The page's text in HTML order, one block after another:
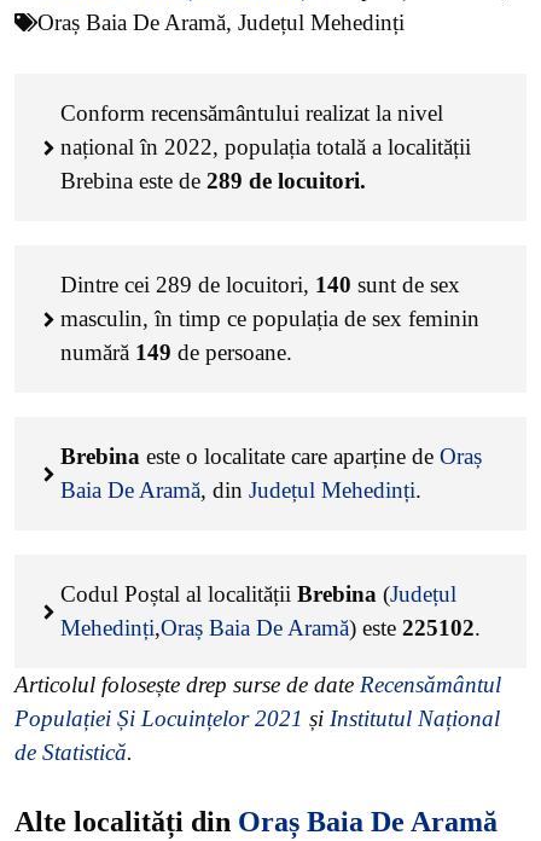
Oraș Baia De Aramă, Județul Mehedinți
Conform recensământului realizat la nivel
național în 2022, populația totală a localității
Brebina este de 289 de locuitori.
Dintre cei 289 de locuitori, 140 sunt de sex
masculin, în timp ce populația de sex feminin
numără 149 de persoane.
Brebina este o localitate care aparține de Oraș
Baia De Aramă, din Județul Mehedinți.
Codul Poștal al localității Brebina (Județul
Mehedinți,Oraș Baia De Aramă) este 225102.
Articolul folosește drep surse de date Recensământul
Populației Și Locuințelor 2021 și Institutul Național
de Statistică.
Alte localități din Oraș Baia De Aramă